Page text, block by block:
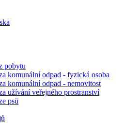
pobytu
komunální odpad - fyzická osoba
komunální odpad - nemovitost
užívání veřejného prostranství
psů